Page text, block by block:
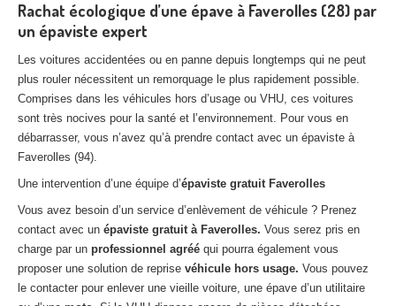
Rachat écologique d’une épave à Faverolles (28) par
un épaviste expert
Les voitures accidentées ou en panne depuis longtemps qui ne peut
plus rouler nécessitent un remorquage le plus rapidement possible.
Comprises dans les véhicules hors d’usage ou VHU, ces voitures
sont très nocives pour la santé et l’environnement. Pour vous en
débarrasser, vous n’avez qu’à prendre contact avec un épaviste à
Faverolles (94).
Une intervention d’une équipe d’épaviste gratuit Faverolles
Vous avez besoin d’un service d’enlèvement de véhicule ? Prenez
contact avec un épaviste gratuit à Faverolles. Vous serez pris en
charge par un professionnel agréé qui pourra également vous
proposer une solution de reprise véhicule hors usage. Vous pouvez
le contacter pour enlever une vieille voiture, une épave d’un utilitaire